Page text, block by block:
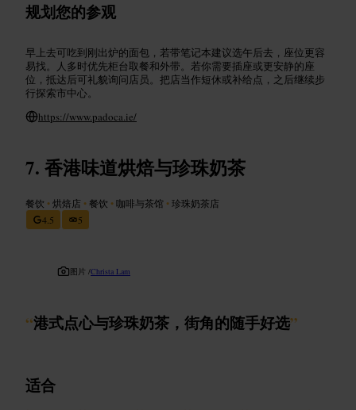
规划您的参观
早上去可吃到刚出炉的面包，若带笔记本建议选午后去，座位更容
易找。人多时优先柜台取餐和外带。若你需要插座或更安静的座
位，抵达后可礼貌询问店员。把店当作短休或补给点，之后继续步
行探索市中心。
https://www.padoca.ie/
香港味道烘焙与珍珠奶茶
餐饮 •烘焙店 •餐饮 •咖啡与茶馆 •珍珠奶茶店
4.5
5
图片 /Christa Lam
“港式点心与珍珠奶茶，街角的随手好选”
适合